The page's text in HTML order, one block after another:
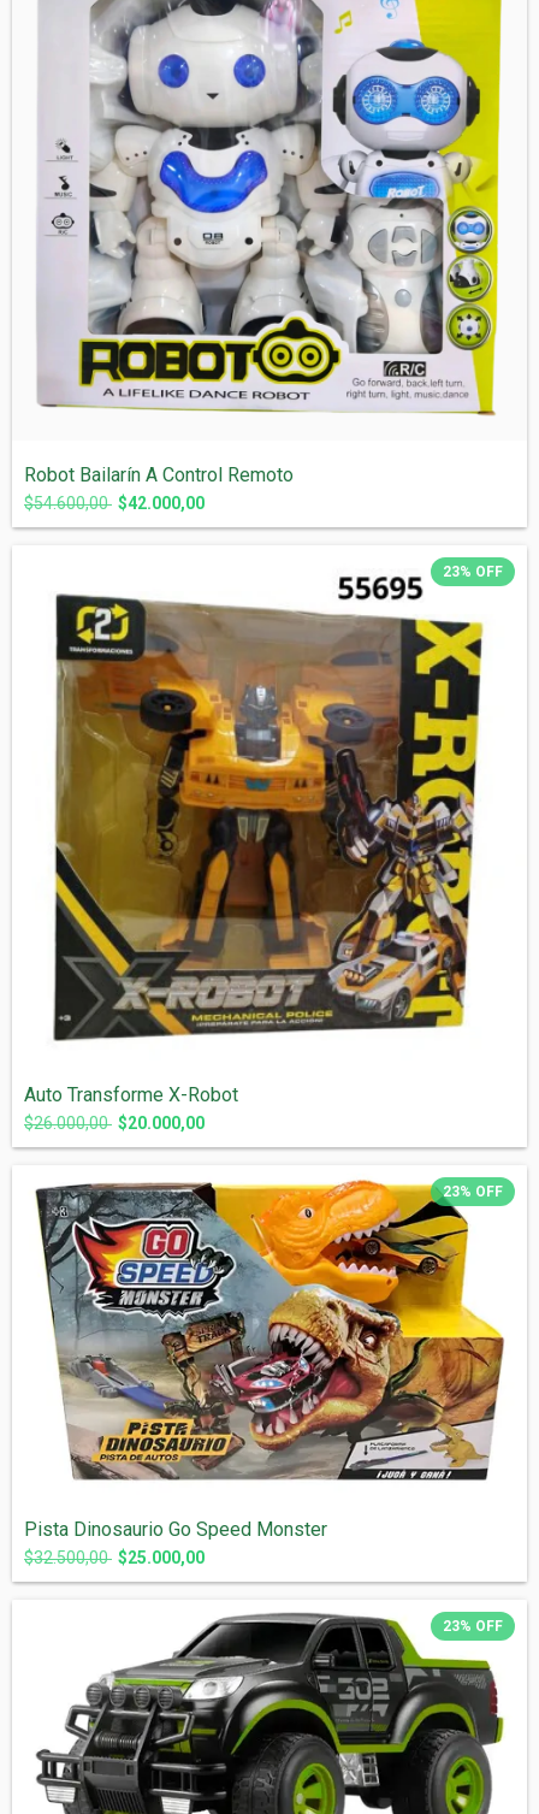
Robot Bailarín A Control Remoto
$54.600,00 $42.000,00
23% OFF
Auto Transforme X-Robot
$26.000,00 $20.000,00
23% OFF
Pista Dinosaurio Go Speed Monster
$32.500,00 $25.000,00
23% OFF